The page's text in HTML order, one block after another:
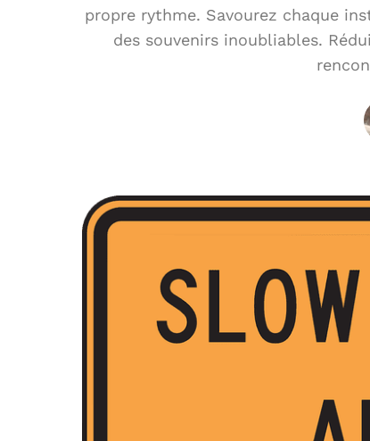
propre rythme. Savourez chaque
des souvenirs inoubliables.